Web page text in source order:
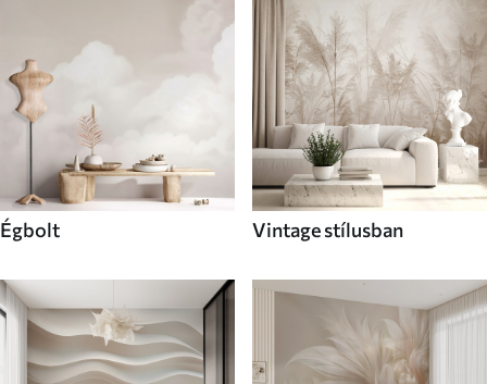
Égbolt Vintage stílusban